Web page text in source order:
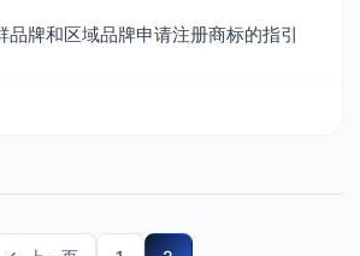
品牌和区域品牌申请注册商标的指引